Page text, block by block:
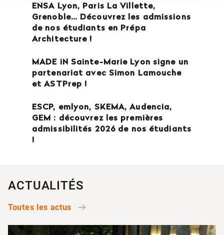
ENSA Lyon, Paris La Villette,
Grenoble… Découvrez les admissions
de nos étudiants en Prépa
Architecture !
MADE iN Sainte-Marie Lyon signe un
partenariat avec Simon Lamouche
et ASTPrep !
ESCP, emlyon, SKEMA, Audencia,
GEM : découvrez les premières
admissibilités 2026 de nos étudiants
!
ACTUALITÉS
Toutes les actus